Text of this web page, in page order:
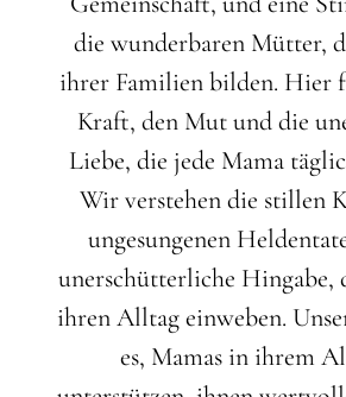
die wunderbaren Mütter,
ihrer Familien bilden. Hier
Kraft, den Mut und die
Liebe, die jede Mama
Wir verstehen die stillen
ungesungenen
unerschütterliche
ihren Alltag einweben.
es, Mamas in ihrem